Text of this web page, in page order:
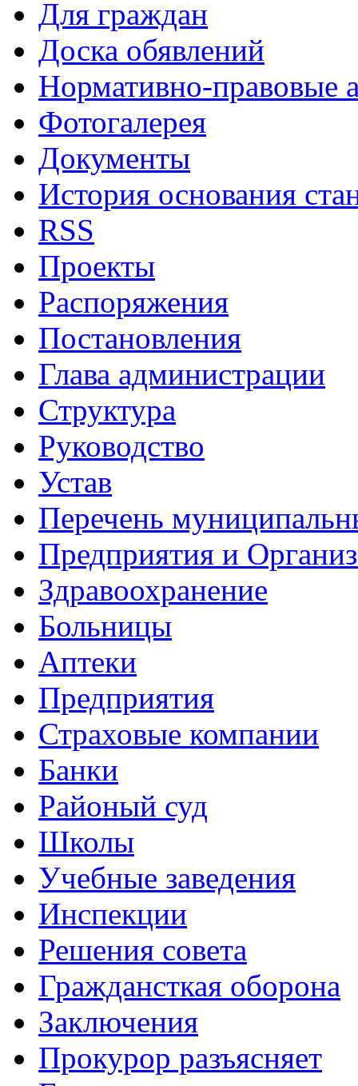
Для граждан
Доска обявлений
Нормативно-правовые
Фотогалерея
Документы
История основания
RSS
Проекты
Распоряжения
Постановления
Глава администрации
Структура
Руководство
Устав
Перечень
Предприятия и
Здравоохранение
Больницы
Аптеки
Предприятия
Страховые компании
Банки
Районый суд
Школы
Учебные заведения
Инспекции
Решения совета
Граждансткая оборона
Заключения
Прокурор разъясняет